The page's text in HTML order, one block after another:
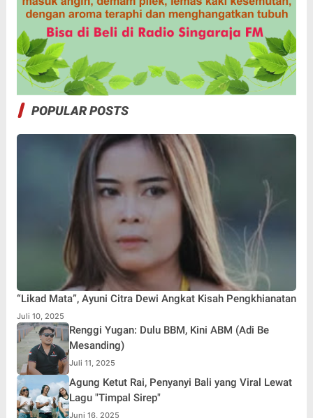
POPULAR POSTS
“Likad Mata”, Ayuni Citra Dewi Angkat Kisah Pengkhianatan
Juli 10, 2025
Renggi Yugan: Dulu BBM, Kini ABM (Adi Be
Mesanding)
Juli 11, 2025
Agung Ketut Rai, Penyanyi Bali yang Viral Lewat
Lagu "Timpal Sirep"
Juni 16, 2025